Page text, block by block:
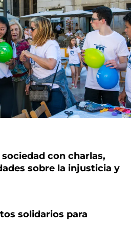
con charlas,
sobre la injusticia y
solidarios para